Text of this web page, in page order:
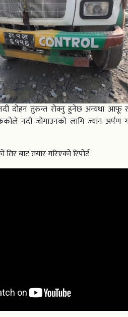
दोहन तुरुन्त रोक्नु हुनेछ अन्यथा
नदी जोगाउनको लागि ज्यान अर्पण
बाट तयार गरिएको रिपोर्ट